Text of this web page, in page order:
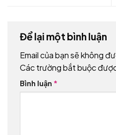
Để lại một bình luận
Email của bạn sẽ không
Các trường bắt buộc
Bình luận *